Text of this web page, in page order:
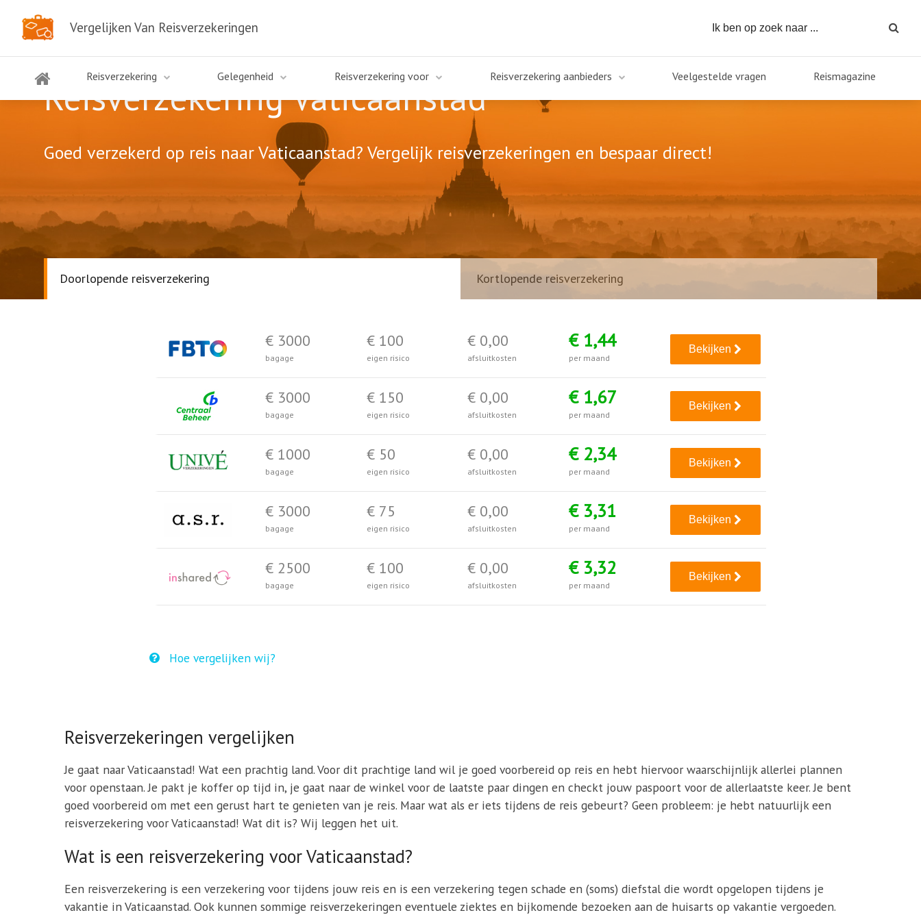
Vergelijken Van Reisverzekeringen
Reisverzekering Gelegenheid Reisverzekering voor Reisverzekering aanbieders Veelgestelde vragen Reismagazine
Reisverzekering Vaticaanstad
Goed verzekerd op reis naar Vaticaanstad? Vergelijk reisverzekeringen en bespaar direct!
Doorlopende reisverzekering Kortlopende reisverzekering
€ 3000
bagage
€ 100
eigen risico
€ 0,00
afsluitkosten
€ 1,44
per maand
Bekijken
€ 3000
bagage
€ 150
eigen risico
€ 0,00
afsluitkosten
€ 1,67
per maand
Bekijken
€ 1000
bagage
€ 50
eigen risico
€ 0,00
afsluitkosten
€ 2,34
per maand
Bekijken
€ 3000
bagage
€ 75
eigen risico
€ 0,00
afsluitkosten
€ 3,31
per maand
Bekijken
€ 2500
bagage
€ 100
eigen risico
€ 0,00
afsluitkosten
€ 3,32
per maand
Bekijken
Hoe vergelijken wij?
Reisverzekeringen vergelijken
Je gaat naar Vaticaanstad! Wat een prachtig land. Voor dit prachtige land wil je goed voorbereid op reis en hebt hiervoor waarschijnlijk allerlei plannen
voor openstaan. Je pakt je koffer op tijd in, je gaat naar de winkel voor de laatste paar dingen en checkt jouw paspoort voor de allerlaatste keer. Je bent
goed voorbereid om met een gerust hart te genieten van je reis. Maar wat als er iets tijdens de reis gebeurt? Geen probleem: je hebt natuurlijk een
reisverzekering voor Vaticaanstad! Wat dit is? Wij leggen het uit.
Wat is een reisverzekering voor Vaticaanstad?
Een reisverzekering is een verzekering voor tijdens jouw reis en is een verzekering tegen schade en (soms) diefstal die wordt opgelopen tijdens je
vakantie in Vaticaanstad. Ook kunnen sommige reisverzekeringen eventuele ziektes en bijkomende bezoeken aan de huisarts op vakantie vergoeden.